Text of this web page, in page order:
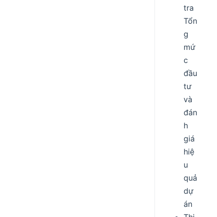
tra
Tổn
g
mứ
c
đầu
tư
và
đán
h
giá
hiệ
u
quả
dự
án